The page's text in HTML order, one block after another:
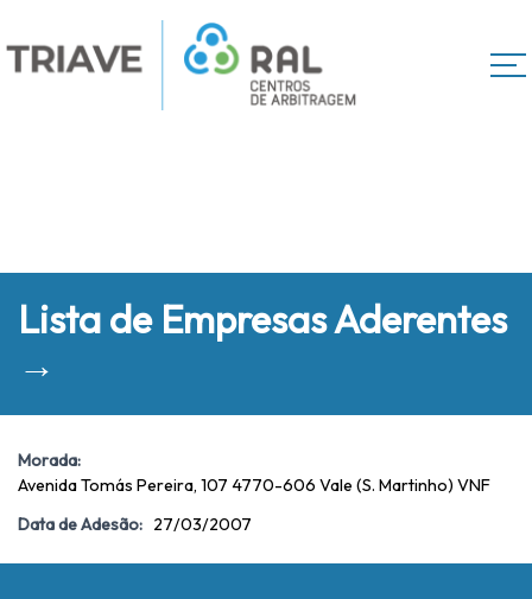
Lista de Empresas Aderentes
→
Morada:
Avenida Tomás Pereira, 107 4770-606 Vale (S. Martinho) VNF
Data de Adesão: 27/03/2007